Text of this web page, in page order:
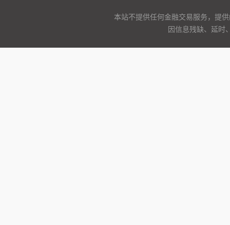
本站不提供任何金融交易服务，提
因信息残缺、延时